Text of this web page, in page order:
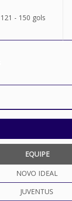
121 - 150 gols
EQUIPE
NOVO IDEAL
JUVENTUS